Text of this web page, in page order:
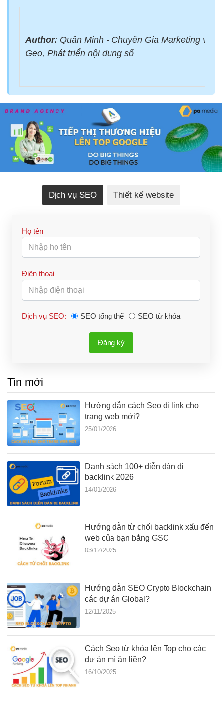
Author: Quân Minh - Chuyên Gia Marketing với
Geo, Phát triển nội dung số
Dịch vụ SEO Thiết kế website
Họ tên
Điện thoại
Dịch vụ SEO: SEO tổng thể SEO từ khóa
Đăng ký
Tin mới
Hướng dẫn cách Seo đi link cho
trang web mới?
25/01/2026
Danh sách 100+ diễn đàn đi
backlink 2026
14/01/2026
Hướng dẫn từ chối backlink xấu đến
web của bạn bằng GSC
03/12/2025
Hướng dẫn SEO Crypto Blockchain
các dự án Global?
12/11/2025
Cách Seo từ khóa lên Top cho các
dự án mì ăn liền?
16/10/2025